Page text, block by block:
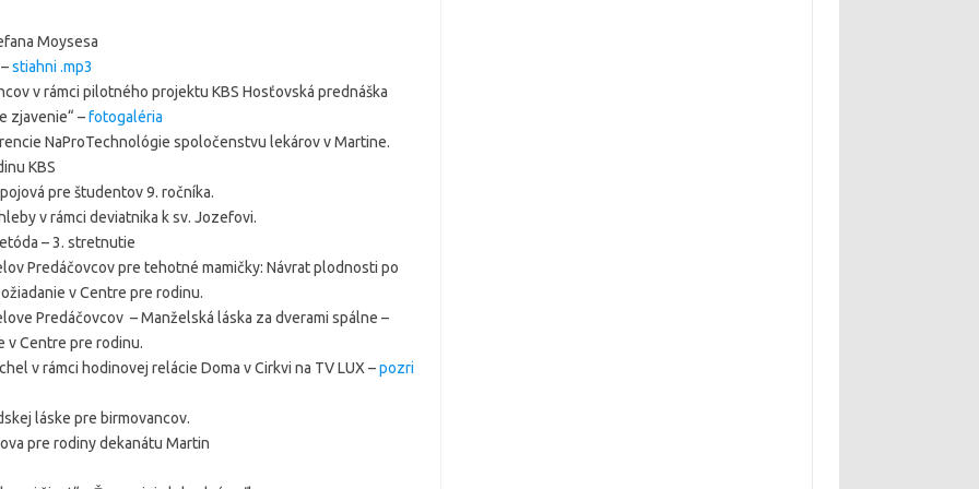
Moysesa
stiahni .mp3
v rámci pilotného projektu KBS Hosťovská prednáška
zjavenie“ –fotogaléria
NaProTechnológie spoločenstvu lekárov v Martine.
KBS
pre študentov 9. ročníka.
v rámci deviatnika k sv. Jozefovi.
– 3. stretnutie
Predáčovcov pre tehotné mamičky: Návrat plodnosti po
v Centre pre rodinu.
Predáčovcov – Manželská láska za dverami spálne –
v Centre pre rodinu.
v rámci hodinovej relácie Doma v Cirkvi na TV LUX –pozri
láske pre birmovancov.
pre rodiny dekanátu Martin